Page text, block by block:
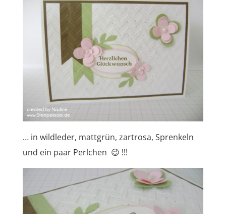
… in wildleder, mattgrün, zartrosa, Sprenkeln
und ein paar Perlchen 😉 !!!